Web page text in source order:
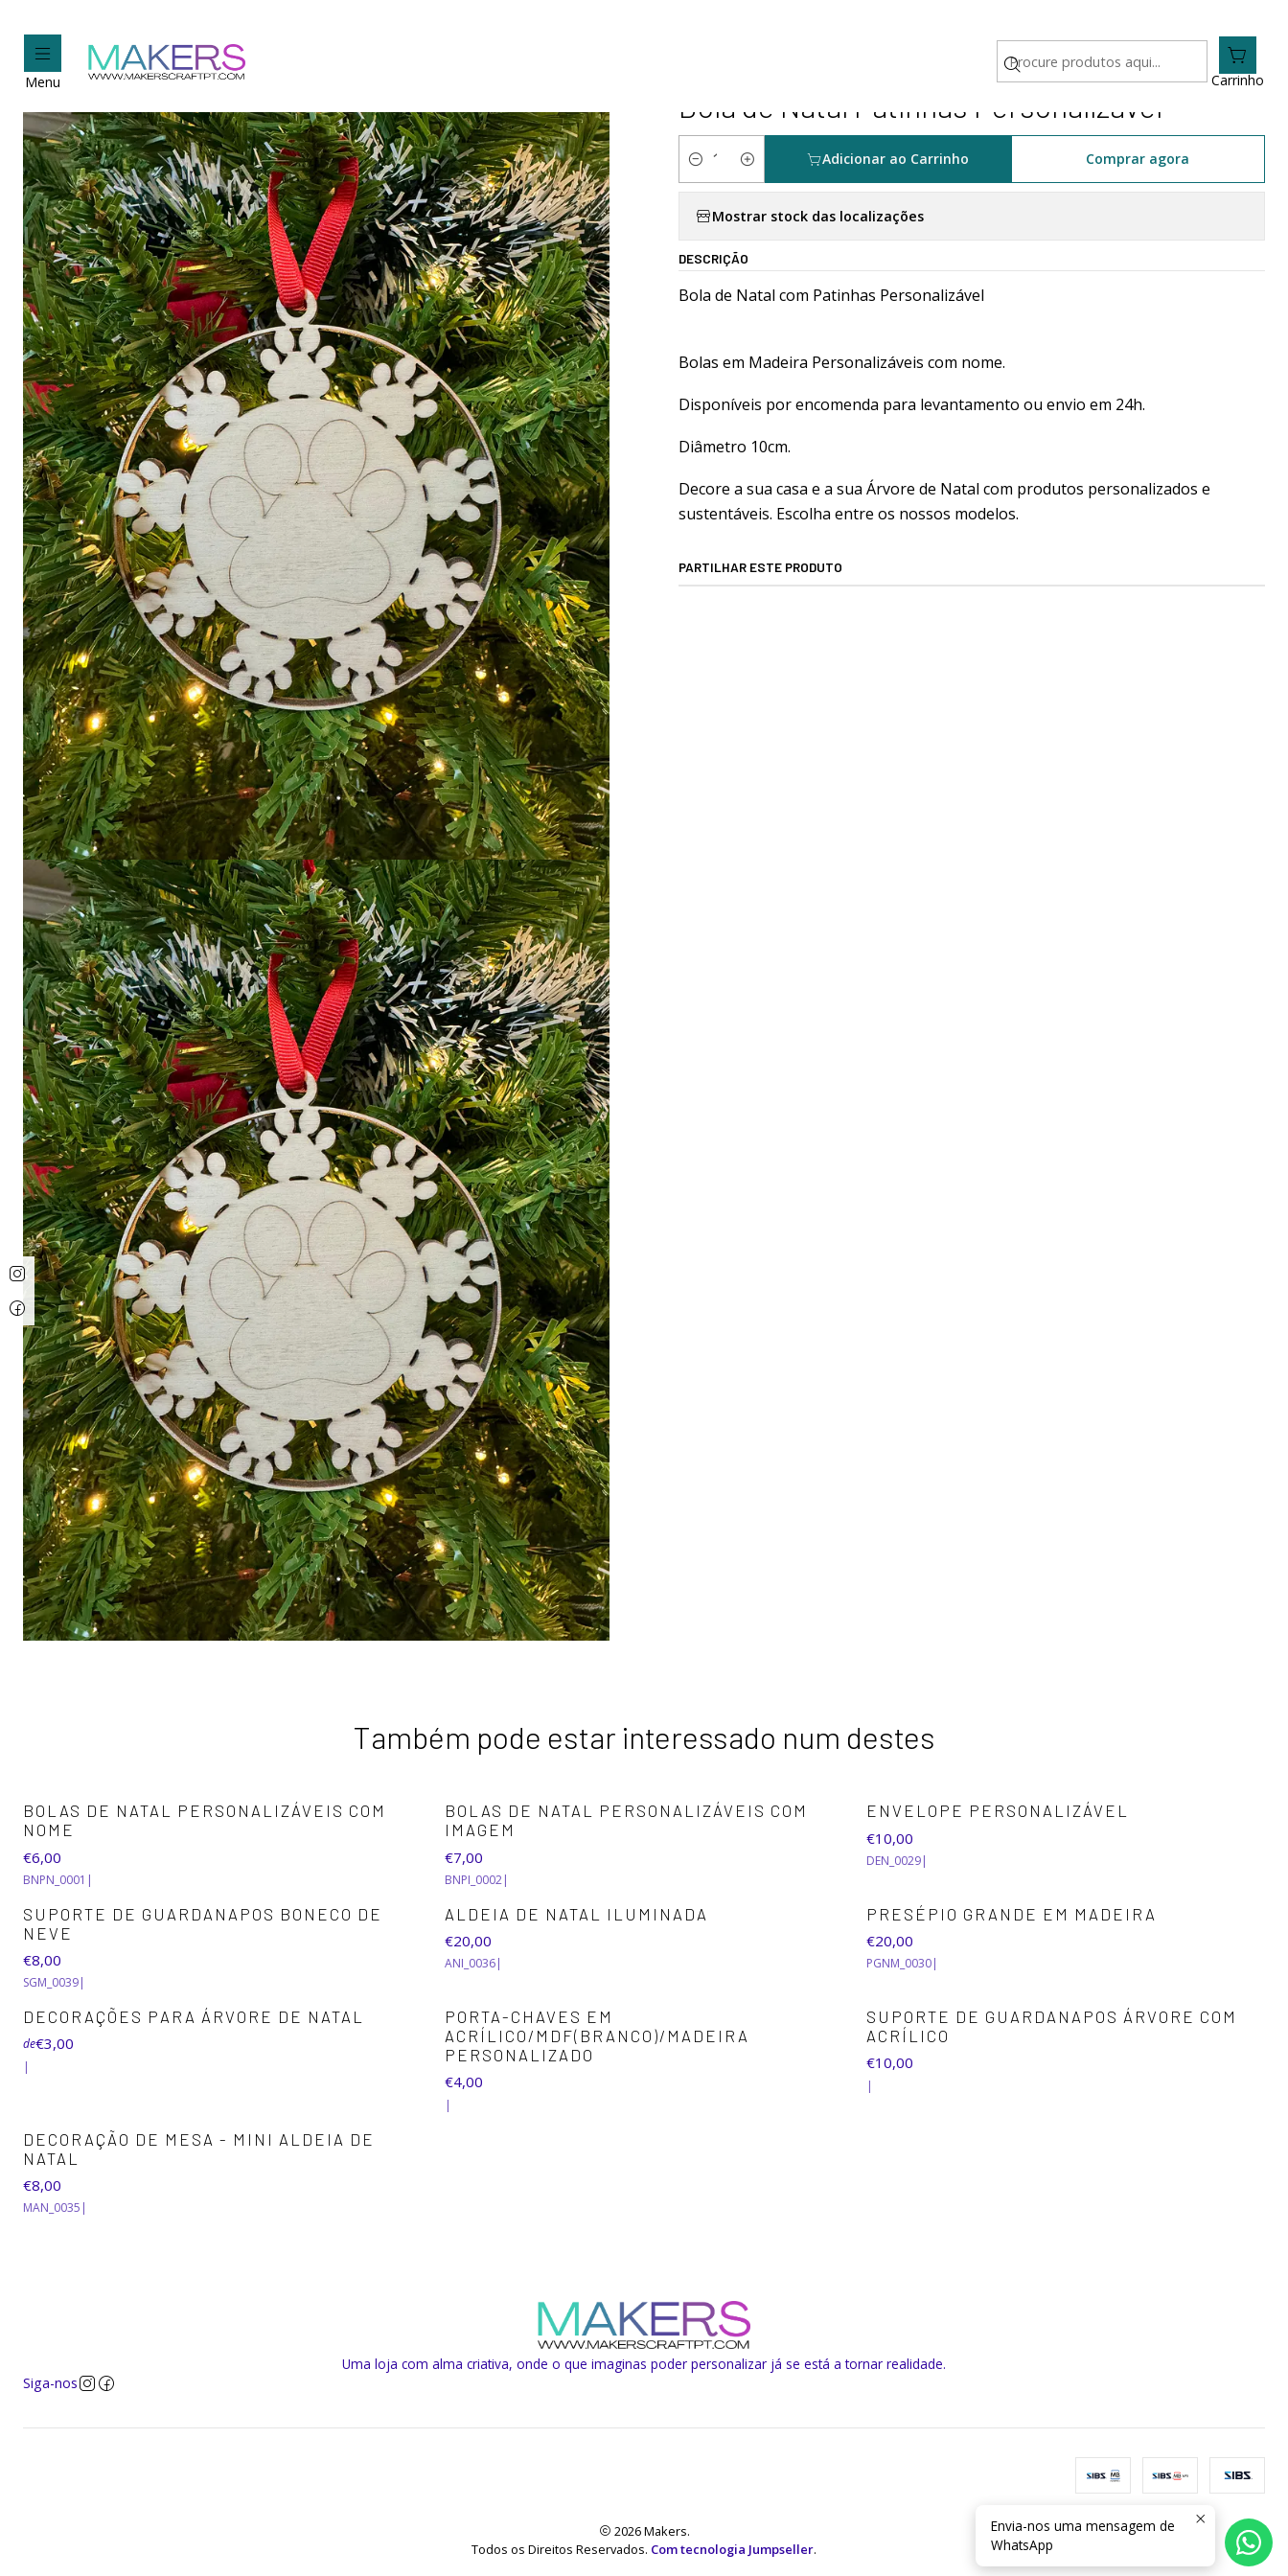
Menu Carrinho
Bola de Natal Patinhas Personalizável
Quantidade
Adicionar ao Carrinho Comprar agora
Mostrar stock das localizações
DESCRIÇÃO
Bola de Natal com Patinhas Personalizável
Bolas em Madeira Personalizáveis com nome.
Disponíveis por encomenda para levantamento ou envio em 24h.
Diâmetro 10cm.
Decore a sua casa e a sua Árvore de Natal com produtos personalizados e
sustentáveis. Escolha entre os nossos modelos.
PARTILHAR ESTE PRODUTO
Também pode estar interessado num destes
BOLAS DE NATAL PERSONALIZÁVEIS COM
NOME
€6,00
BNPN_0001 |
BOLAS DE NATAL PERSONALIZÁVEIS COM
IMAGEM
€7,00
BNPI_0002|
ENVELOPE PERSONALIZÁVEL
€10,00
DEN_0029|
SUPORTE DE GUARDANAPOS BONECO DE
NEVE
€8,00
SGM_0039|
ALDEIA DE NATAL ILUMINADA
€20,00
ANI_0036|
PRESÉPIO GRANDE EM MADEIRA
€20,00
PGNM_0030|
DECORAÇÕES PARA ÁRVORE DE NATAL
de€3,00
|
PORTA-CHAVES EM
ACRÍLICO/MDF(BRANCO)/MADEIRA
PERSONALIZADO
€4,00
|
SUPORTE DE GUARDANAPOS ÁRVORE COM
ACRÍLICO
€10,00
|
DECORAÇÃO DE MESA - MINI ALDEIA DE
NATAL
€8,00
MAN_0035 |
Uma loja com alma criativa, onde o que imaginas poder personalizar já se está a tornar realidade.
Siga-nos
2026 Makers.
Todos os Direitos Reservados. Com tecnologia Jumpseller.
Envia-nos uma mensagem de
WhatsApp